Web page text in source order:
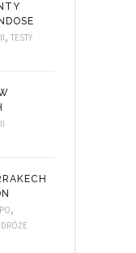
, TESTY
,